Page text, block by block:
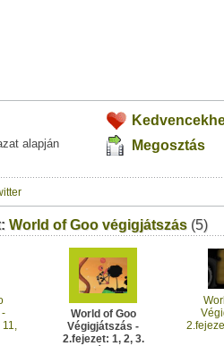
alapján
Megosztás
- 2.fejezet: 1, 2, 3. pálya" című
ezt a felületet:
Üzenet
klub(ok)ba tartozik:
szét meglévő klubjaink között
World of Goo végigjátszás (5)
11,
World of Goo
Végigjátszás -
2.fejezet: 1, 2, 3.